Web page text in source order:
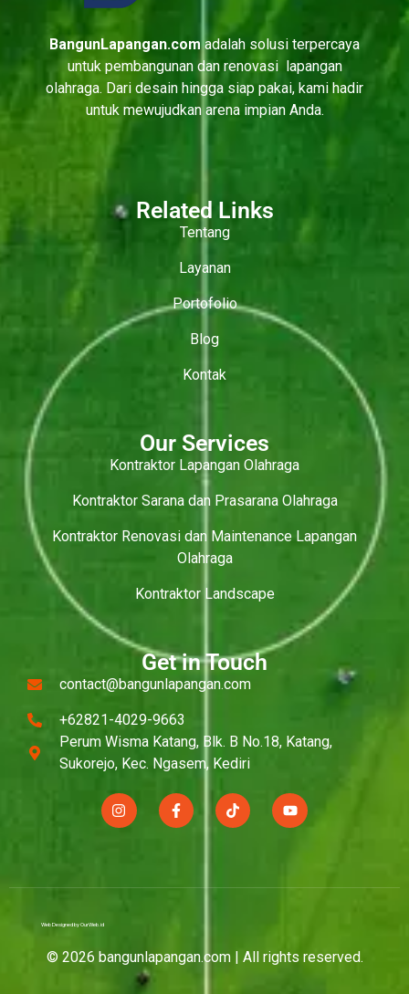
BangunLapangan.com adalah solusi terpercaya
untuk pembangunan dan renovasi lapangan
olahraga. Dari desain hingga siap pakai, kami hadir
untuk mewujudkan arena impian Anda.
Related Links
Tentang
Layanan
Portofolio
Blog
Kontak
Our Services
Kontraktor Lapangan Olahraga
Kontraktor Sarana dan Prasarana Olahraga
Kontraktor Renovasi dan Maintenance Lapangan
Olahraga
Kontraktor Landscape
Get in Touch
contact@bangunlapangan.com
+62821-4029-9663
Perum Wisma Katang, Blk. B No.18, Katang,
Sukorejo, Kec. Ngasem, Kediri
Web Designed by OurWeb.id
© 2026 bangunlapangan.com | All rights reserved.